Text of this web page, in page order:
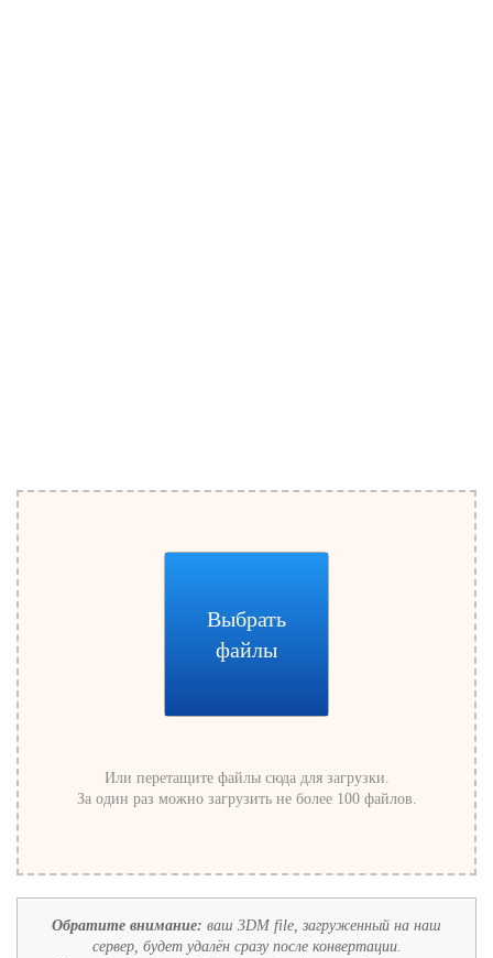
Выбрать
файлы
Или перетащите файлы сюда для загрузки.
За один раз можно загрузить не более 100 файлов.
Обратите внимание: ваш 3DM file, загруженный на наш
сервер, будет удалён сразу после конвертации.